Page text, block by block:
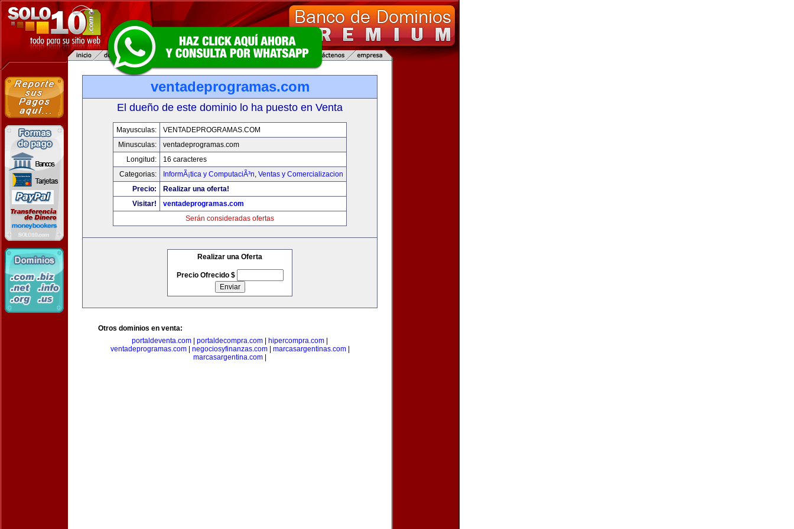
ventadeprogramas.com
El dueño de este dominio lo ha puesto en Venta
Mayusculas:
VENTADEPROGRAMAS.COM
Minusculas:
ventadeprogramas.com
Longitud:
16 caracteres
Categorias:
InformÃ¡tica y ComputaciÃ³n, Ventas y Comercializacion
Precio:
Realizar una oferta!
Visitar!
ventadeprogramas.com
Serán consideradas ofertas
Realizar una Oferta
Precio Ofrecido $
Otros dominios en venta:
portaldeventa.com
portaldecompra.com hipercompra.com
ventadeprogramas.com| negociosyfinanzas.com| marcasargentinas.com|
marcasargentina.com